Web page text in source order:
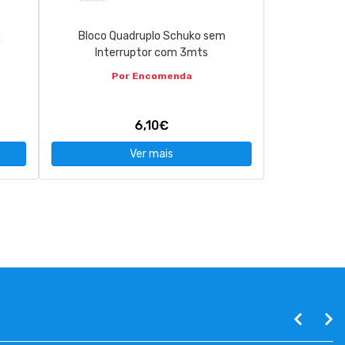
Bloco Quadruplo Schuko sem
Interruptor com 3mts
Por Encomenda
6,10€
Ver mais